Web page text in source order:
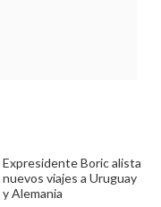
Expresidente Boric alista
nuevos viajes a Uruguay
y Alemania